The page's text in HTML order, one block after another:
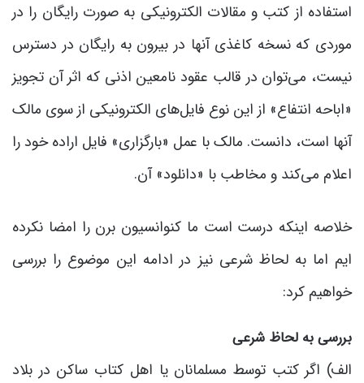
استفاده از کتب و مقالات الکترونیکی به صورت رایگان را در
موردی که نسخه کاغذی آنها در بیرون به رایگان در دسترس
نیست، می‌توان در قالب عقود نامعین اذنی که اثر آن تجویز
«اباحه انتفاع» از این نوع فایل‌های الکترونیکی از سوی مالک
آنها است، دانست. مالک با عمل «بارگزاری» فایل اراده خود را
اعلام می‌کند و مخاطب با «دانلود» آن.
خلاصه اینکه درست است ما کنوانسیون برن را امضا نکرده
ایم اما به لحاظ شرعی نیز در ادامه این موضوع را بررسی
خواهیم کرد:
بررسی به لحاظ شرعی
الف) اگر کتب توسط مسلمانان یا اهل کتاب ساکن در بلاد